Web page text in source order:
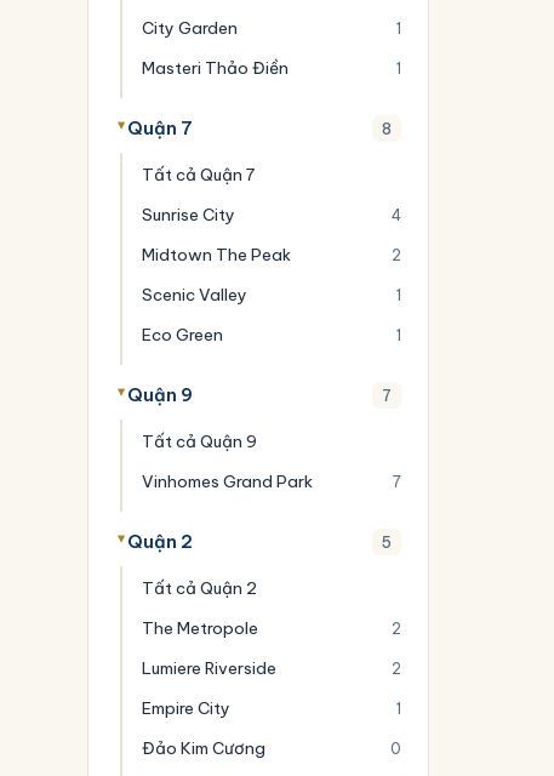
City Garden 1
Masteri Thảo Điền 1
Quận 7 8
Tất cả Quận 7
Sunrise City
4
Midtown The Peak 2
Scenic Valley 1
Eco Green 1
Quận 9 7
Tất cả Quận 9
Vinhomes Grand Park
7
Quận 2 5
Tất cả Quận 2
The Metropole
2
Lumiere Riverside 2
Empire City 1
Đảo Kim Cương 0